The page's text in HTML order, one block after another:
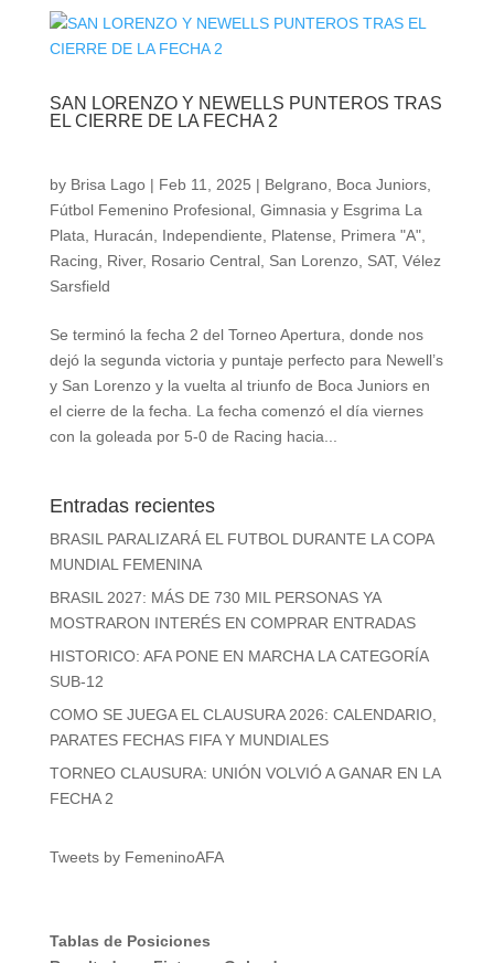
SAN LORENZO Y NEWELLS PUNTEROS TRAS
EL CIERRE DE LA FECHA 2
by Brisa Lago| Feb 11, 2025 | Belgrano, Boca Juniors,
Fútbol Femenino Profesional, Gimnasia y Esgrima La
Plata
Huracán Independiente Platense Primera "A",
Racing
River, Rosario Central, San Lorenzo, SAT, Vélez
Sarsfield
Se terminó la fecha 2 del Torneo Apertura, donde nos
dejó la segunda victoria y puntaje perfecto para Newell’s
y San Lorenzo y la vuelta al triunfo de Boca Juniors en
el cierre de la fecha. La fecha comenzó el día viernes
con la goleada por 5-0 de Racing hacia...
Entradas recientes
BRASIL PARALIZARÁ EL FUTBOL DURANTE LA COPA
MUNDIAL FEMENINA
BRASIL 2027: MÁS DE 730 MIL PERSONAS YA
MOSTRARON INTERÉS EN COMPRAR ENTRADAS
HISTORICO: AFA PONE EN MARCHA LA CATEGORÍA
SUB-12
COMO SE JUEGA EL CLAUSURA 2026: CALENDARIO,
PARATES FECHAS FIFA Y MUNDIALES
TORNEO CLAUSURA: UNIÓN VOLVIÓ A GANAR EN LA
FECHA 2
Tweets by FemeninoAFA
Tablas de Posiciones